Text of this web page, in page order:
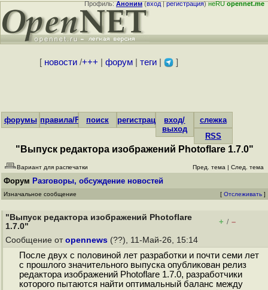
Профиль:Аноним(вход|регистрация)неRUopennet.me
[ новости/+++ форум| теги| ]
форумы правила/FAQпоиск регистрациявход/
выход
слежка
RSS
"Выпуск редактора изображений Photoflare 1.7.0"
Вариант для распечатки Пред. тема | След. тема
Форум Разговоры, обсуждение новостей
Изначальное сообщение [ Отслеживать ]
"Выпуск редактора изображений Photoflare
1.7.0"
+ / –
Сообщение от opennews (??), 11-Май-26, 15:14
После двух с половиной лет разработки и почти семи лет
с прошлого значительного выпуска опубликован релиз
редактора изображений Photoflare 1.7.0, разработчики
которого пытаются найти оптимальный баланс между